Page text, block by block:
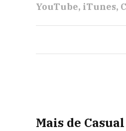
YouTube iTunes
Mais de Casual